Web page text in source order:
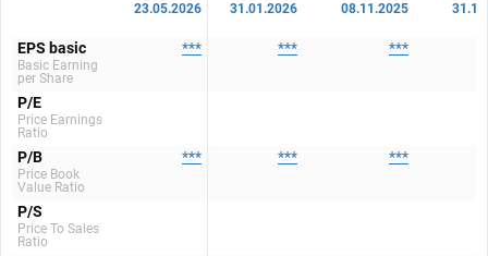
23.05.2026 31.01.2026 08.11.2025
EPS basic
Basic Earning
per Share
*** *** ***
P/E
Price Earnings
Ratio
P/B
Price Book
Value Ratio
*** *** ***
P/S
Price To Sales
Ratio